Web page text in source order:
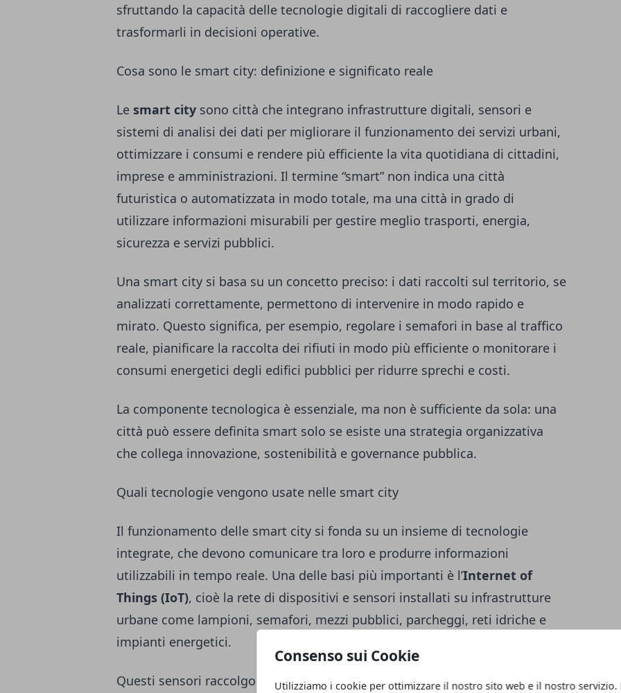
Consenso sui Cookie
Utilizziamo i cookie per ottimizzare il nostro sito web e il nostro servizio.
sfruttando la capacità delle tecnologie digitali di raccogliere dati e
trasformarli in decisioni operative.
Cosa sono le smart city: definizione e significato reale
Le smart city sono città che integrano infrastrutture digitali, sensori e
sistemi di analisi dei dati per migliorare il funzionamento dei servizi urbani,
ottimizzare i consumi e rendere più efficiente la vita quotidiana di cittadini,
imprese e amministrazioni. Il termine “smart” non indica una città
futuristica o automatizzata in modo totale, ma una città in grado di
utilizzare informazioni misurabili per gestire meglio trasporti, energia,
sicurezza e servizi pubblici.
Una smart city si basa su un concetto preciso: i dati raccolti sul territorio, se
analizzati correttamente, permettono di intervenire in modo rapido e
mirato. Questo significa, per esempio, regolare i semafori in base al traffico
reale, pianificare la raccolta dei rifiuti in modo più efficiente o monitorare i
consumi energetici degli edifici pubblici per ridurre sprechi e costi.
La componente tecnologica è essenziale, ma non è sufficiente da sola: una
città può essere definita smart solo se esiste una strategia organizzativa
che collega innovazione, sostenibilità e governance pubblica.
Quali tecnologie vengono usate nelle smart city
Il funzionamento delle smart city si fonda su un insieme di tecnologie
integrate, che devono comunicare tra loro e produrre informazioni
utilizzabili in tempo reale. Una delle basi più importanti è l’Internet of
Things (IoT), cioè la rete di dispositivi e sensori installati su infrastrutture
urbane come lampioni, semafori, mezzi pubblici, parcheggi, reti idriche e
impianti energetici.
Questi sensori raccolgono dati continui su parametri specifici, come